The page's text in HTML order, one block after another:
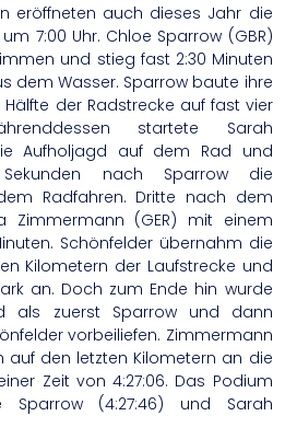
eröffneten auch dieses Jahr die
7:00 Uhr. Chloe Sparrow (GBR)
und stieg fast 2:30 Minuten
dem Wasser. Sparrow baute ihre
der Radstrecke auf fast vier
startete Sarah
Aufholjagd auf dem Rad und
nach Sparrow die
Radfahren. Dritte nach dem
Zimmermann (GER) mit einem
Schönfelder übernahm die
Kilometern der Laufstrecke und
an. Doch zum Ende hin wurde
als zuerst Sparrow und dann
vorbeiliefen. Zimmermann
auf den letzten Kilometern an die
Zeit von 4:27:06. Das Podium
Sparrow (4:27:46) und Sarah